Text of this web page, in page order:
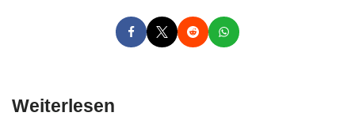
Weiterlesen